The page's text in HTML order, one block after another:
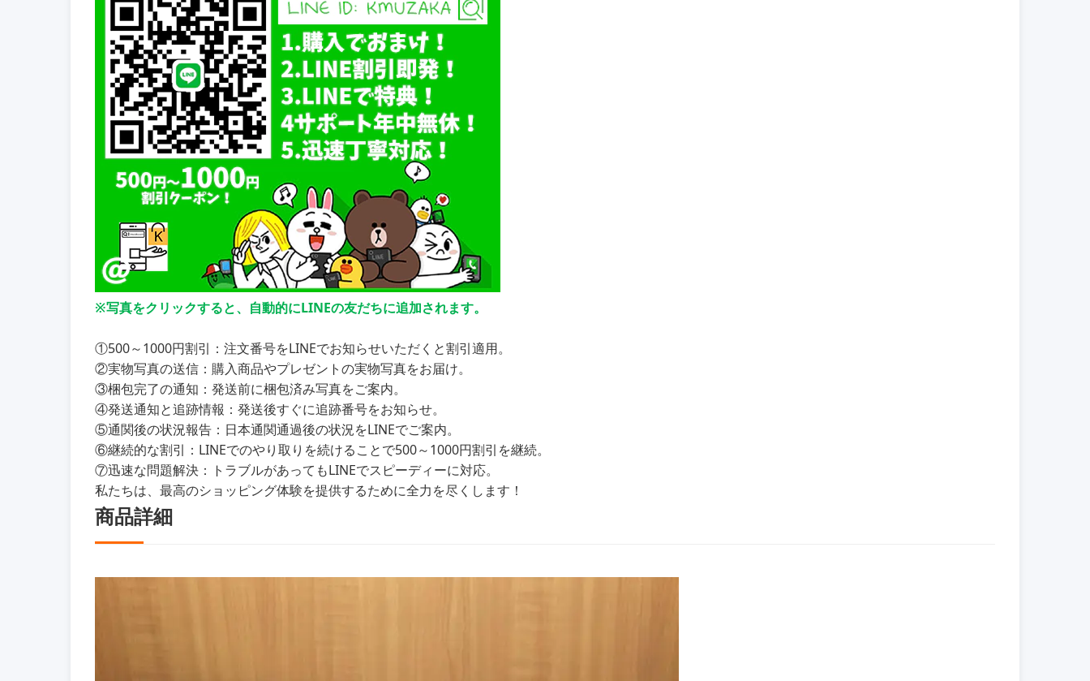
※写真をクリックすると、自動的にLINEの友だちに追加されます。
①500～1000円割引：注文番号をLINEでお知らせいただくと割引適用。
②実物写真の送信：購入商品やプレゼントの実物写真をお届け。
③梱包完了の通知：発送前に梱包済み写真をご案内。
④発送通知と追跡情報：発送後すぐに追跡番号をお知らせ。
⑤通関後の状況報告：日本通関通過後の状況をLINEでご案内。
⑥継続的な割引：LINEでのやり取りを続けることで500～1000円割引を継続。
⑦迅速な問題解決：トラブルがあってもLINEでスピーディーに対応。
私たちは、最高のショッピング体験を提供するために全力を尽くします！
商品詳細